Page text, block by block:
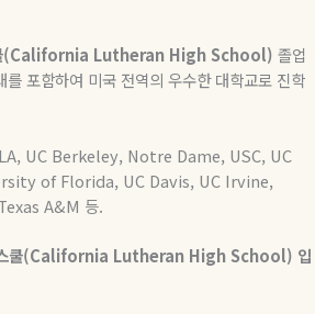
(California Lutheran High School) 졸업
를 포함하여 미국 전역의 우수한 대학교로 진학
UC Berkeley, Notre Dame, USC, UC
of Florida, UC Davis, UC Irvine,
A&M 등.
쿨(California Lutheran High School) 입